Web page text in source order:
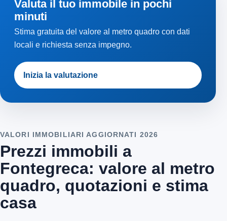
Valuta il tuo immobile in pochi
minuti
Stima gratuita del valore al metro quadro con dati
locali e richiesta senza impegno.
Inizia la valutazione
VALORI IMMOBILIARI AGGIORNATI 2026
Prezzi immobili a
Fontegreca: valore al metro
quadro, quotazioni e stima
casa